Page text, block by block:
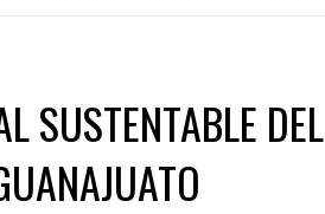
SUSTENTABLE DEL